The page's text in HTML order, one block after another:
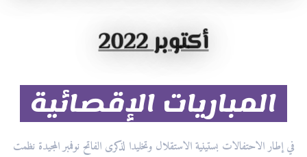
2022 أكتوبر
المباريات الإقصائية
في إطار الاحتفالات بستينية الاستقلال وتخليدا لذكرى الفاتح نوفمبر المجيدة نظمت